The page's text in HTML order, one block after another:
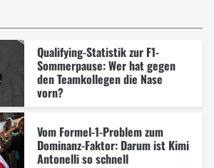
Qualifying-Statistik zur F1-
Sommerpause: Wer hat gegen
den Teamkollegen die Nase
vorn?
Vom Formel-1-Problem zum
Dominanz-Faktor: Darum ist Kimi
Antonelli so schnell